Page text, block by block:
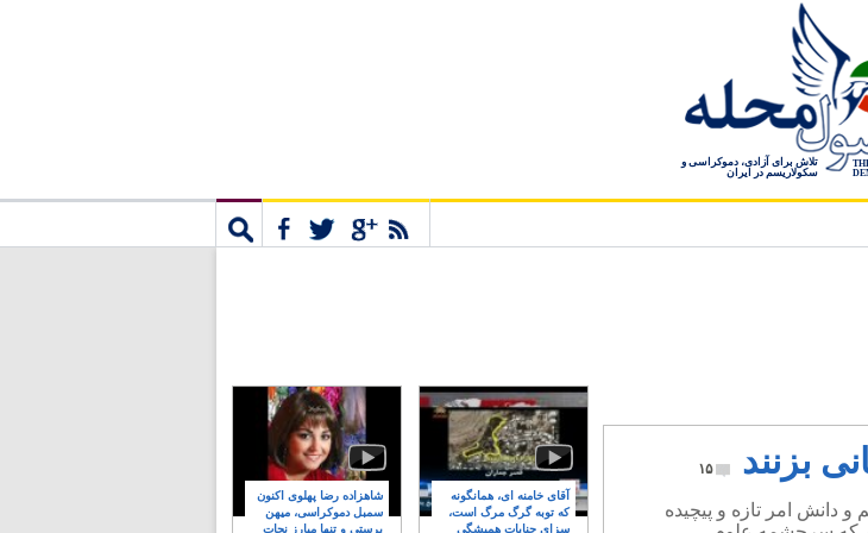
تلاش برای آزادی، دموکراسی و
سکولاریسم در ایران
بزنند ۱۵
دانش امر تازه و پیچیده
شاهزاده رضا پهلوی اکنون
سمبل دموکراسی، میهن
پرستی و تنها مبارز نجات
آقای خامنه ای، همانگونه
که توبه گرگ مرگ است،
سزای جنایات همیشگی